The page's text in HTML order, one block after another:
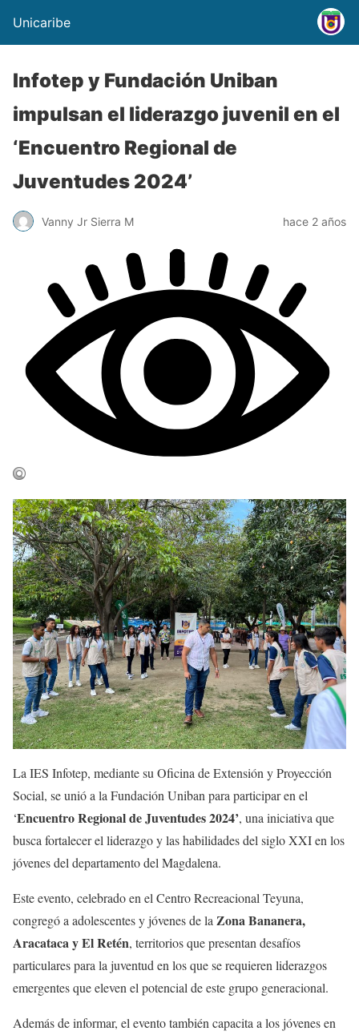
Unicaribe
Infotep y Fundación Uniban
impulsan el liderazgo juvenil en el
‘Encuentro Regional de
Juventudes 2024’
Vanny Jr Sierra M hace 2 años
La IES Infotep, mediante su Oficina de Extensión y Proyección
Social, se unió a la Fundación Uniban para participar en el
‘Encuentro Regional de Juventudes 2024’, una iniciativa que
busca fortalecer el liderazgo y las habilidades del siglo XXI en los
jóvenes del departamento del Magdalena.
Este evento, celebrado en el Centro Recreacional Teyuna,
congregó a adolescentes y jóvenes de la Zona Bananera,
Aracataca y El Retén, territorios que presentan desafíos
particulares para la juventud en los que se requieren liderazgos
emergentes que eleven el potencial de este grupo generacional.
Además de informar, el evento también capacita a los jóvenes en